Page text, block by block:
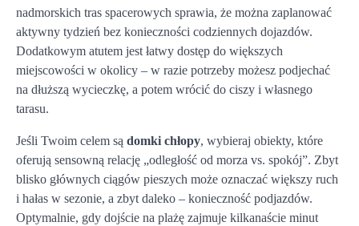
nadmorskich tras spacerowych sprawia, że można zaplanować
aktywny tydzień bez konieczności codziennych dojazdów.
Dodatkowym atutem jest łatwy dostęp do większych
miejscowości w okolicy – w razie potrzeby możesz podjechać
na dłuższą wycieczkę, a potem wrócić do ciszy i własnego
tarasu.
Jeśli Twoim celem są domki chłopy, wybieraj obiekty, które
oferują sensowną relację „odległość od morza vs. spokój”. Zbyt
blisko głównych ciągów pieszych może oznaczać większy ruch
i hałas w sezonie, a zbyt daleko – konieczność podjazdów.
Optymalnie, gdy dojście na plażę zajmuje kilkanaście minut